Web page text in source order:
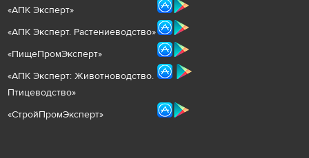
«АПК Эксперт»
«АПК Эксперт. Растениеводство»
«ПищеПромЭксперт»
«АПК Эксперт: Животноводство.
Птицеводство»
«СтройПромЭксперт»